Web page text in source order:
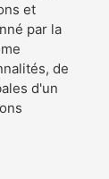
et
par la
de
d'un